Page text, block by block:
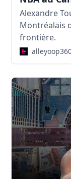
Alexandre
Montréalais
frontière.